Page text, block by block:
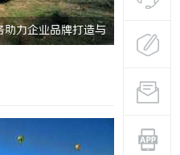
助力企业品牌打造与 武汉配眼